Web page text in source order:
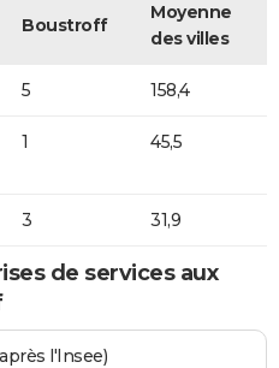
Boustroff
Moyenne
des villes
5 158,4
1 45,5
3 31,9
de services aux
l'Insee)